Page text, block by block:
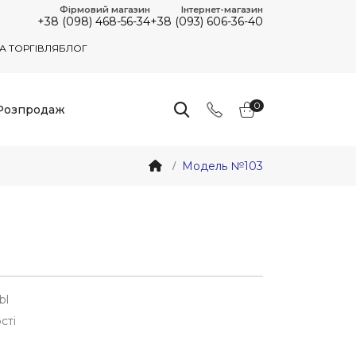
ТОРГІВЛЯБЛОГ
Фірмовий магазин
+38 (098) 468-56-34
Інтернет-магазин
+38 (093) 606-36-40
0
Модель №103